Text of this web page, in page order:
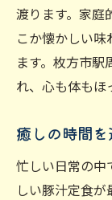
渡ります。家庭
こか懐かしい
ます。枚方市
れ、心も体もほ
癒しの時間
忙しい日常の中
しい豚汁定食